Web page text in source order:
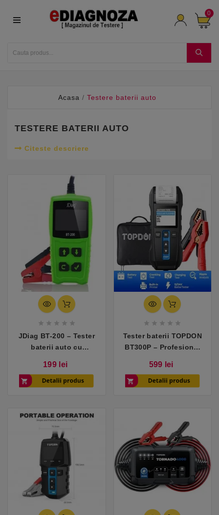
0
Acasa Testere baterii auto
TESTERE BATERII AUTO
Citeste descriere
    
JDiag BT-200 – Tester
baterii auto cu
199 lei
    
Tester baterii TOPDON
BT300P – Profesional
599 lei